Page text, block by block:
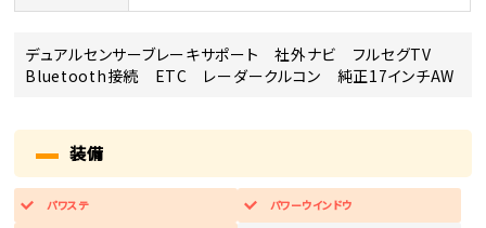
デュアルセンサーブレーキサポート 社外ナビ フルセグTV
Bluetooth接続 ETC レーダークルコン 純正17インチAW
装備
パワステ パワーウインドウ